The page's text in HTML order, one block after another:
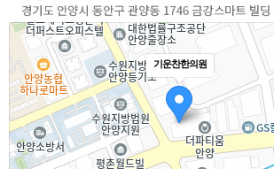
기운찬한의원